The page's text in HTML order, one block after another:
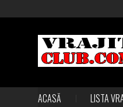
ACASĂ LISTA